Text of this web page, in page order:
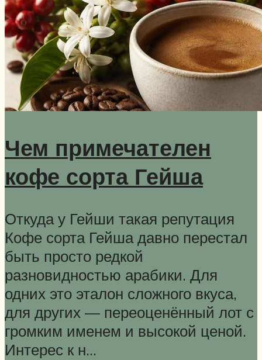
Чем примечателен
кофе сорта Гейша
Откуда у Гейши такая репутация
Кофе сорта Гейша давно перестал
быть просто редкой
разновидностью арабики. Для
одних это эталон сложного вкуса,
для других — переоценённый лот с
громким именем и высокой ценой.
Интерес к н…